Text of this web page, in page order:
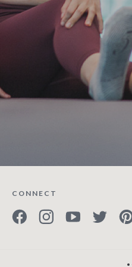
CONNECT